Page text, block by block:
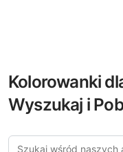
Kolorowanki
Wyszukaj i